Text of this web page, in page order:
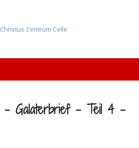
Galaterbrief – Teil 4 –